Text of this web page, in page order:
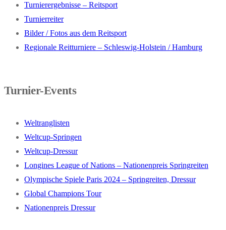
Turnierergebnisse – Reitsport
Turnierreiter
Bilder / Fotos aus dem Reitsport
Regionale Reitturniere – Schleswig-Holstein / Hamburg
Turnier-Events
Weltranglisten
Weltcup-Springen
Weltcup-Dressur
Longines League of Nations – Nationenpreis Springreiten
Olympische Spiele Paris 2024 – Springreiten, Dressur
Global Champions Tour
Nationenpreis Dressur